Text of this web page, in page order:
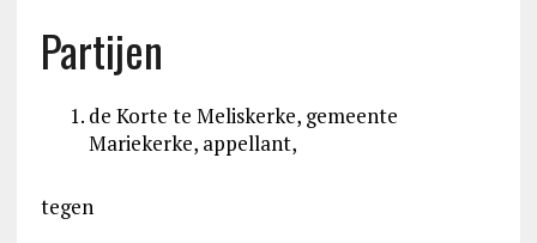
Partijen
de Korte te Meliskerke, gemeente
Mariekerke, appellant,
tegen